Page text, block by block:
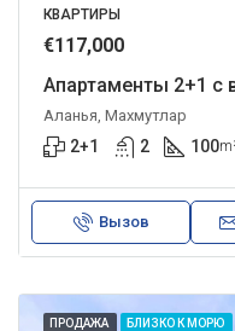
КВАРТИРЫ
€117,000
Апартаменты 2+1 с
Аланья, Махмутлар
2+1 2 100
Вызов
ПРОДАЖА БЛИЗКО К МОРЮ